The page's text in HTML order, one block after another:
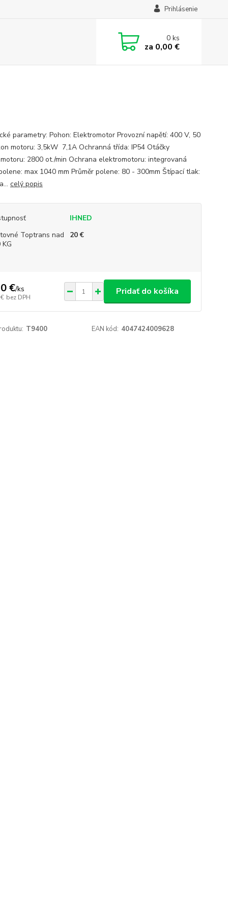
Prihlásenie
0ks
za 0,00 €
parametry: Pohon: Elektromotor Provozní napětí: 400 V, 50
motoru: 3,5kW 7,1A Ochranná třída: IP54 Otáčky
2800 ot./min Ochrana elektromotoru: integrovaná
max 1040 mm Průměr polene: 80 - 300mm Štípací tlak:
celý popis
IHNED
Toptrans nad
20 €
€/ks
bez DPH
Pridať do košíka
T9400 EAN kód: 4047424009628